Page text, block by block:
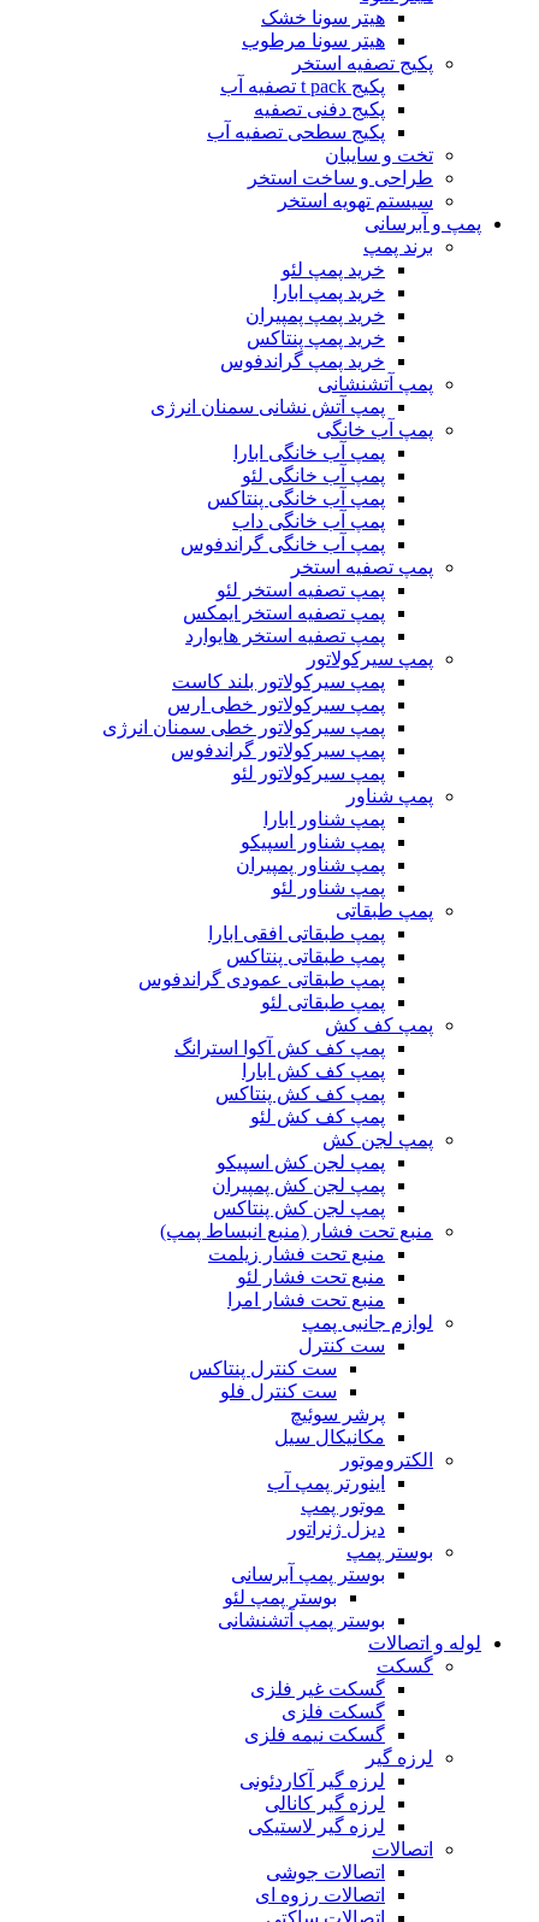
هیتر سونا خشک
هیتر سونا مرطوب
پکیج تصفیه استخر
پکیج t pack تصفیه آب
پکیج دفنی تصفیه
پکیج سطحی تصفیه آب
تخت و سایبان
طراحی و ساخت استخر
سیستم تهویه استخر
پمپ و آبرسانی
برند پمپ
خرید پمپ لئو
خرید پمپ ابارا
خرید پمپ پمپیران
خرید پمپ پنتاکس
خرید پمپ گراندفوس
پمپ آتشنشانی
پمپ آتش نشانی سمنان انرژی
پمپ آب خانگی
پمپ آب خانگی ابارا
پمپ آب خانگی لئو
پمپ آب خانگی پنتاکس
پمپ آب خانگی داب
پمپ آب خانگی گراندفوس
پمپ تصفیه استخر
پمپ تصفیه استخر لئو
پمپ تصفیه استخر ایمکس
پمپ تصفیه استخر هایوارد
پمپ سیرکولاتور
پمپ سیرکولاتور بلند کاست
پمپ سیرکولاتور خطی ارس
پمپ سیرکولاتور خطی سمنان انرژی
پمپ سیرکولاتور گراندفوس
پمپ سیرکولاتور لئو
پمپ شناور
پمپ شناور ابارا
پمپ شناور اسپیکو
پمپ شناور پمپیران
پمپ شناور لئو
پمپ طبقاتی
پمپ طبقاتی افقی ابارا
پمپ طبقاتی پنتاکس
پمپ طبقاتی عمودی گراندفوس
پمپ طبقاتی لئو
پمپ کف کش
پمپ کف کش آکوا استرانگ
پمپ کف کش ابارا
پمپ کف کش پنتاکس
پمپ کف کش لئو
پمپ لجن کش
پمپ لجن کش اسپیکو
پمپ لجن کش پمپیران
پمپ لجن کش پنتاکس
منبع تحت فشار (منبع انبساط پمپ)
منبع تحت فشار زیلمت
منبع تحت فشار لئو
منبع تحت فشار امرا
لوازم جانبی پمپ
ست کنترل
ست کنترل پنتاکس
ست کنترل فلو
پرشر سوئیچ
مکانیکال سیل
الکتروموتور
اینورتر پمپ آب
موتور پمپ
دیزل ژنراتور
بوستر پمپ
بوستر پمپ آبرسانی
بوستر پمپ لئو
بوستر پمپ آتشنشانی
لوله و اتصالات
گسکت
گسکت غیر فلزی
گسکت فلزی
گسکت نیمه فلزی
لرزه گیر
لرزه گیر آکاردئونی
لرزه گیر کانالی
لرزه گیر لاستیکی
اتصالات
اتصالات جوشی
اتصالات رزوه ای
اتصالات ساکتی